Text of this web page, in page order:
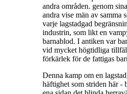
andra områden. genom
andra vise män av samma
varje lagstadgad
industrin, som likt en
barnablod. I antiken var
vid mycket högtidliga
förkärlek för de fattigas
Denna kamp om en
häftighet som striden här -